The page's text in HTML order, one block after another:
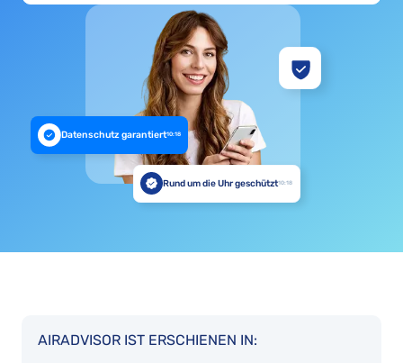
Datenschutz garantiert10:18
Rund um die Uhr geschützt10:18
AIRADVISOR IST ERSCHIENEN IN: